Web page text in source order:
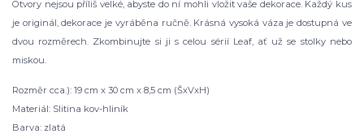
Otvory nejsou příliš velké, abyste do ní mohli vložit vaše dekorace. Každý kus
je originál, dekorace je vyráběna ručně. Krásná vysoká váza je dostupná ve
dvou rozměrech. Zkombinujte si ji s celou sérií Leaf, ať už se stolky nebo
miskou.
Rozměr cca.): 19 cm x 30 cm x 8,5 cm (ŠxVxH)
Materiál: Slitina kov-hliník
Barva: zlatá